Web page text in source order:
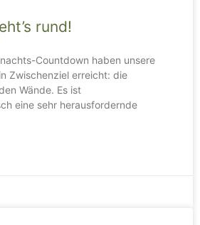
rund!
Countdown haben unsere
Zwischenziel erreicht: die
Wände. Es ist
eine sehr herausfordernde